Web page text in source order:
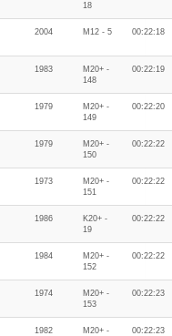
18
2004 M12 - 5 00:22:18
1983
M20+ -
148
00:22:19
1979
M20+ -
149
00:22:20
1979
M20+ -
150
00:22:22
1973
M20+ -
151
00:22:22
1986
K20+ -
19
00:22:22
1984
M20+ -
152
00:22:22
1974
M20+ -
153
00:22:23
1982
M20+ -
00:22:23